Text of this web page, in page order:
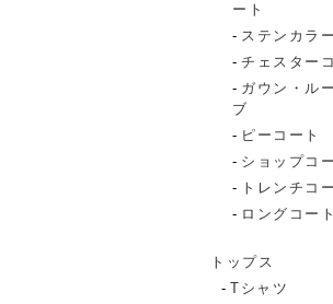
ート
ステンカラ
チェスター
ガウン・ル
ブ
ピーコート
ショップコ
トレンチコ
ロングコート
トップス
Tシャツ